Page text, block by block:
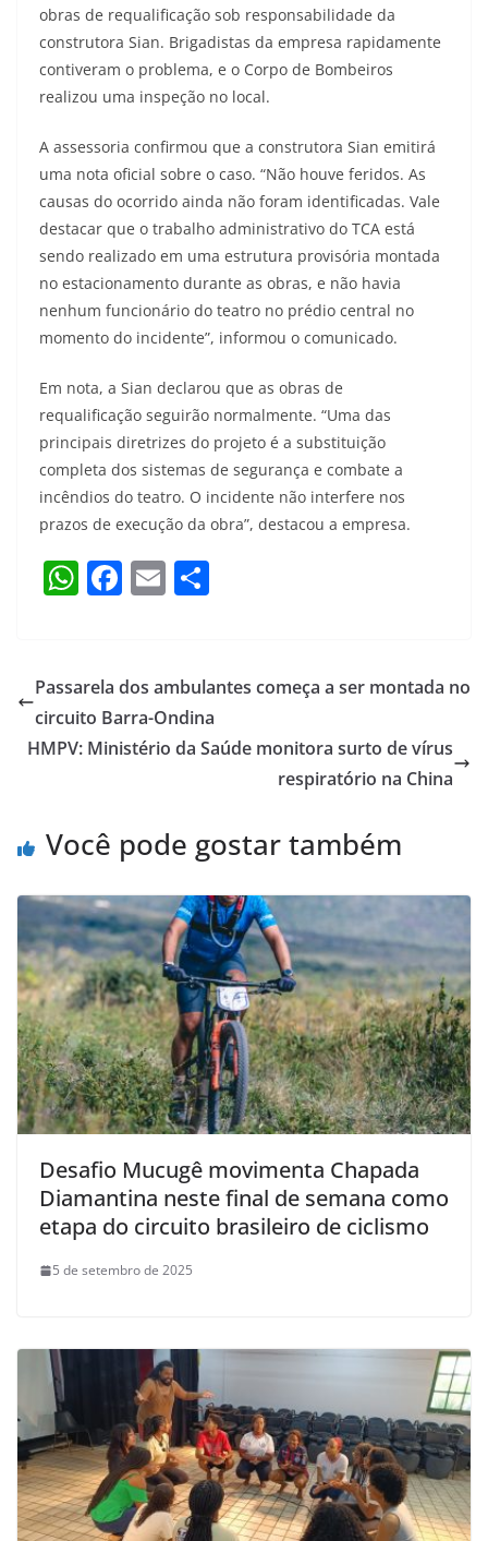
obras de requalificação sob responsabilidade da
construtora Sian. Brigadistas da empresa rapidamente
contiveram o problema, e o Corpo de Bombeiros
realizou uma inspeção no local.
A assessoria confirmou que a construtora Sian emitirá
uma nota oficial sobre o caso. “Não houve feridos. As
causas do ocorrido ainda não foram identificadas. Vale
destacar que o trabalho administrativo do TCA está
sendo realizado em uma estrutura provisória montada
no estacionamento durante as obras, e não havia
nenhum funcionário do teatro no prédio central no
momento do incidente”, informou o comunicado.
Em nota, a Sian declarou que as obras de
requalificação seguirão normalmente. “Uma das
principais diretrizes do projeto é a substituição
completa dos sistemas de segurança e combate a
incêndios do teatro. O incidente não interfere nos
prazos de execução da obra”, destacou a empresa.
W
s
A
p
F
e
b
o
E
l e
Passarela dos ambulantes começa a ser montada no
circuito Barra-Ondina
HMPV: Ministério da Saúde monitora surto de vírus
respiratório na China
Você pode gostar também
Desafio Mucugê movimenta Chapada
Diamantina neste final de semana como
etapa do circuito brasileiro de ciclismo
5 de setembro de 2025